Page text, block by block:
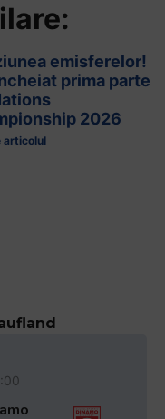
emisferelor!
prima parte
2026
articolul